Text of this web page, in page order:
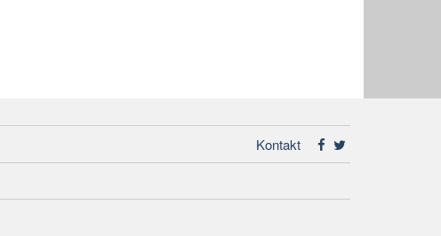
Kontakt